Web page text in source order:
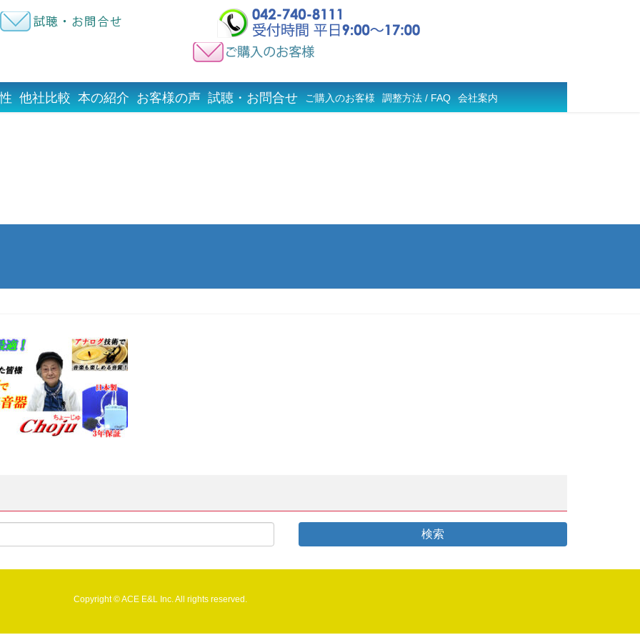
他社比較 本の紹介 お客様の声 試聴・お問合せ ご購入のお客様 調整方法 / FAQ 会社案内
Copyright © ACE E&L Inc. All rights reserved.